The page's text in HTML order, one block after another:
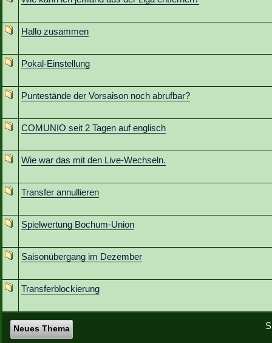
Hallo zusammen
Pokal-Einstellung
Puntestände der Vorsaison noch abrufbar?
COMUNIO seit 2 Tagen auf englisch
Wie war das mit den Live-Wechseln.
Transfer annullieren
Spielwertung Bochum-Union
Saisonübergang im Dezember
Transferblockierung
Neues Thema